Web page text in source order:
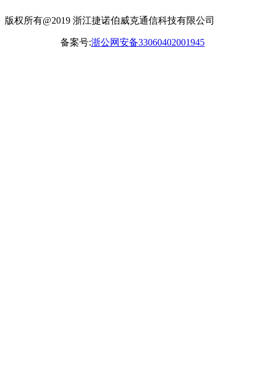
版权所有@2019 浙江捷诺伯威克通信科技有限公司
备案号:浙公网安备33060402001945